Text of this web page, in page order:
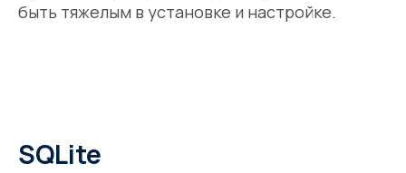
быть тяжелым в установке и настройке.
SQLite